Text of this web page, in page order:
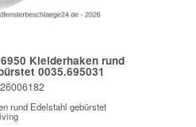
Kleiderhaken rund
0035.695031
rund Edelstahl gebürstet